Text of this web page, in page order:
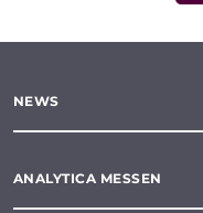
NEWS
ANALYTICA MESSEN